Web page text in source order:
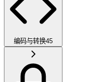
编码与转换45